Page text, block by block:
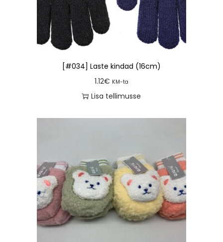
[#034] Laste kindad (16cm)
1.12€ KM-ta
Lisa tellimusse